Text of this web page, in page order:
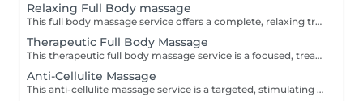
Relaxing Full Body massage
This full body massage service offers a complete, relaxing treatment designed to work on the entire body- neck, shoulders, back, arms, hands, legs, feet. It uses flowing, medium pressure techniques to release muscular tension, improve flexibility, and promote deep relaxation, making it ideal for stress relief, everyday aches, or simply restoring balance after a busy week.
Therapeutic Full Body Massage
This therapeutic full body massage service is a focused, treatment oriented session that addresses specific muscle tension, postural imbalances, and chronic pain patterns across the entire body. Using deeper, targeted techniques such as myofascial release, triggerpoint work, and crossfiber stretching, it aims to correct muscular restrictions, improve joint mobility, and restore functional movement, making it ideal for people with recurring discomfort or active lifestyles. Key benefits: Relieves chronic muscle tension and pain, especially in the neck, shoulders, back, hips, and legs, by working on deep tissue and trigger points. Improves posture and joint mobility by releasing tight muscles and fascia, helping the body move more freely and with less strain. Supports injury recovery and performance by reducing muscle stiffness, improving circulation, and shortening recovery time after physical activity.
Anti-Cellulite Massage
This anti-cellulite massage service is a targeted, stimulating treatment designed to improve the appearance and texture of skin commonly affected by cellulite, especially on the thighs, hips, buttocks, and sometimes abdomen. Using firm, rhythmic techniques such as deep kneading, lymphatic drainage, and circular pressures, it aims to break up fatty deposits, boost circulation, and encourage the removal of retained fluids and toxins from the tissue. Key benefits: Helps reduce the visible appearance of cellulite by improving blood flow and lymphatic drainage in targeted areas. Supports smoother, firmer skin by encouraging the breakdown of fatty deposits and reducing fluid retention. Promotes better circulation and detoxification, which can leave the skin feeling softer, more toned, and less dimpled over time with regular sessions.